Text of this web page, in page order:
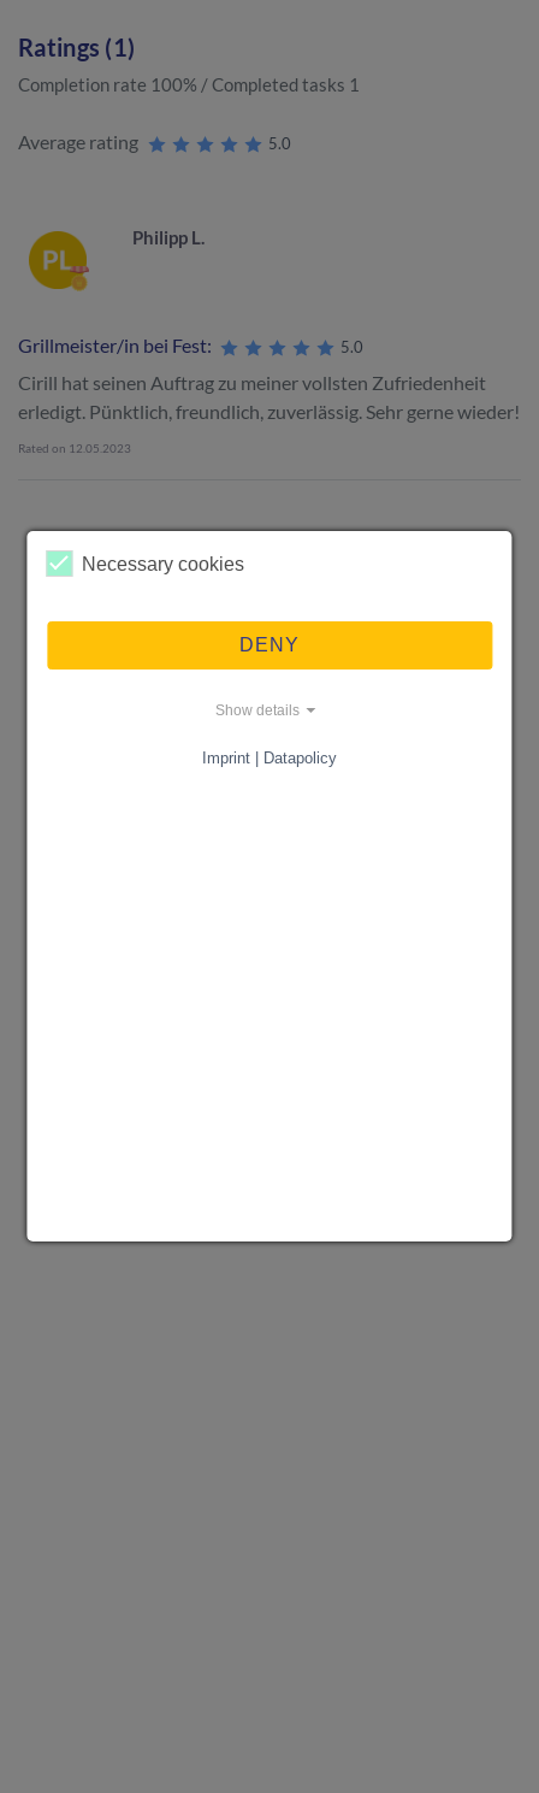
Ratings (1)
Completion rate 100% / Completed tasks 1
Average rating 5.0
Philipp L.
Grillmeister/in bei Fest: 5.0
Cirill hat seinen Auftrag zu meiner vollsten Zufriedenheit
erledigt. Pünktlich, freundlich, zuverlässig. Sehr gerne wieder!
Rated on 12.05.2023
Necessary cookies
DENY
Show details
Imprint | Datapolicy